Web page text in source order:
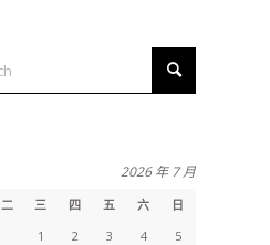
2026 年 7 月
二 三 四 五 六
日
1
2 3 4
5